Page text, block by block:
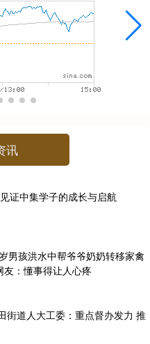
讯
证中集学子的成长与启航
男孩洪水中帮爷爷奶奶转移家禽
：懂事得让人心疼
街道人大工委：重点督办发力 推